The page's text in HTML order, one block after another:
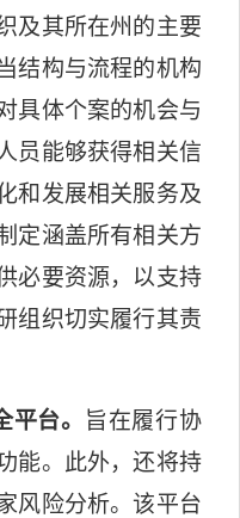
及其所在州的主要
结构与流程的机构
具体个案的机会与
员能够获得相关信
和发展相关服务及
定涵盖所有相关方
必要资源，以支持
组织切实履行其责
台。
旨在履行协
能。此外，还将持
风险分析。该平台